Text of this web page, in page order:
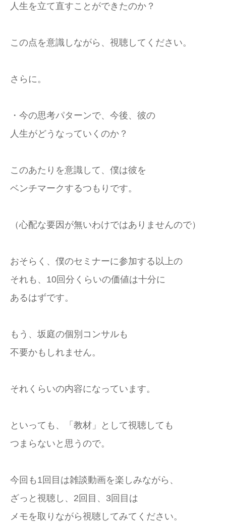
人生を立て直すことができたのか？
この点を意識しながら、視聴してください。
さらに。
・今の思考パターンで、今後、彼の
人生がどうなっていくのか？
このあたりを意識して、僕は彼を
ベンチマークするつもりです。
（心配な要因が無いわけではありませんので）
おそらく、僕のセミナーに参加する以上の
それも、10回分くらいの価値は十分に
あるはずです。
もう、坂庭の個別コンサルも
不要かもしれません。
それくらいの内容になっています。
といっても、「教材」として視聴しても
つまらないと思うので。
今回も1回目は雑談動画を楽しみながら、
ざっと視聴し、2回目、3回目は
メモを取りながら視聴してみてください。